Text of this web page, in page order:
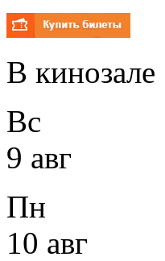
В кинозале
Вс
9 авг
Пн
10 авг